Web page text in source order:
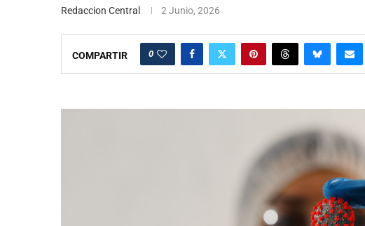
Redaccion Central 2 Junio, 2026
COMPARTIR 0